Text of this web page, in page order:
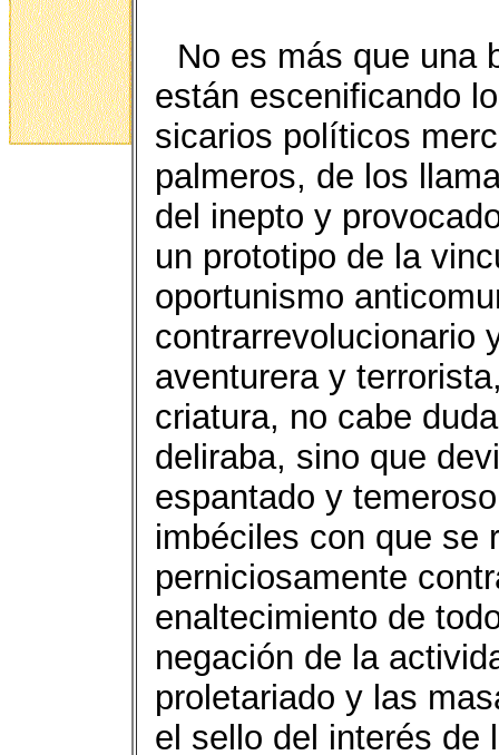
No es más que una
están escenificando
sicarios políticos
palmeros, de los
del inepto y
un prototipo de la
oportunismo
contrarrevolucionario
aventurera y
criatura, no cabe
deliraba, sino que
espantado y
imbéciles con que se
perniciosamente
enaltecimiento de
negación de la
proletariado y las
el sello del interés de